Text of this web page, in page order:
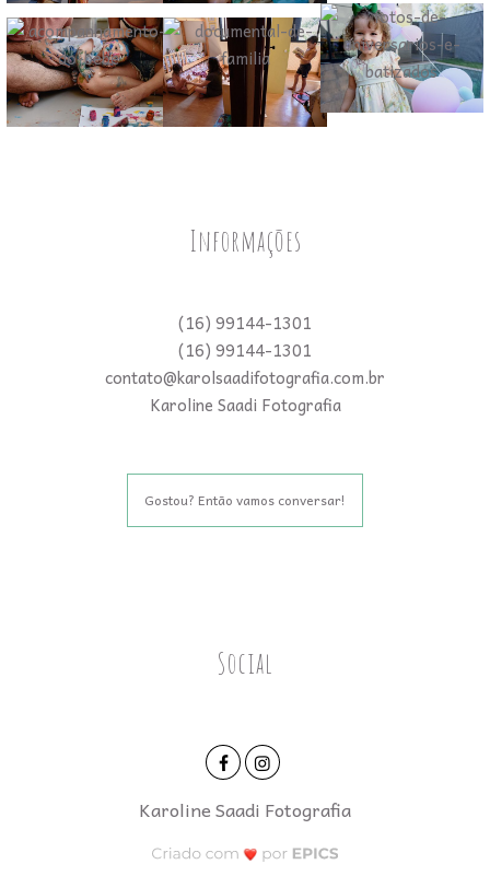
Informações
(16) 99144-1301
(16) 99144-1301
contato@karolsaadifotografia.com.br
Karoline Saadi Fotografia
Gostou? Então vamos conversar!
Social
Karoline Saadi Fotografia